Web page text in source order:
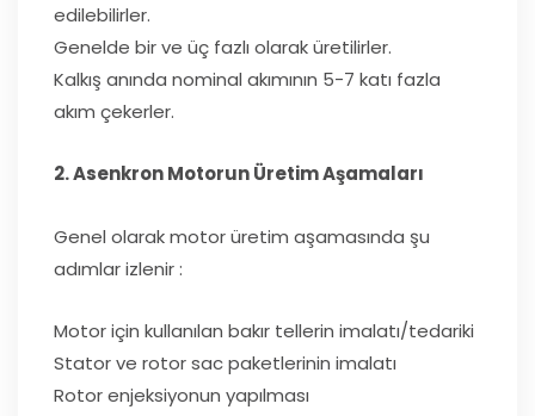
edilebilirler.
Genelde bir ve üç fazlı olarak üretilirler.
Kalkış anında nominal akımının 5-7 katı fazla
akım çekerler.
2. Asenkron Motorun Üretim Aşamaları
Genel olarak motor üretim aşamasında şu
adımlar izlenir :
Motor için kullanılan bakır tellerin imalatı/tedariki
Stator ve rotor sac paketlerinin imalatı
Rotor enjeksiyonun yapılması